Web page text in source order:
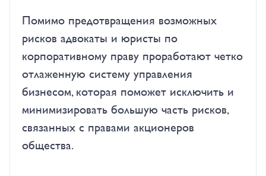
Помимо предотвращения возможных
рисков адвокаты и юристы по
корпоративному праву проработают четко
отлаженную систему управления
бизнесом, которая поможет исключить и
минимизировать большую часть рисков,
связанных с правами акционеров
общества.